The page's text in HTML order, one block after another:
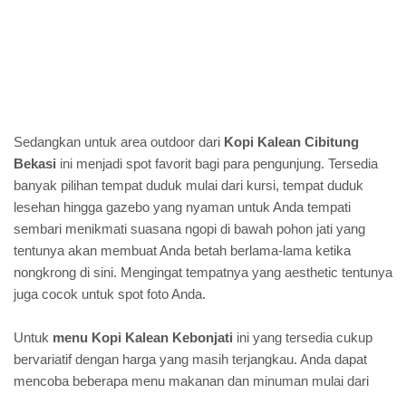
Sedangkan untuk area outdoor dari Kopi Kalean Cibitung
Bekasi ini menjadi spot favorit bagi para pengunjung. Tersedia
banyak pilihan tempat duduk mulai dari kursi, tempat duduk
lesehan hingga gazebo yang nyaman untuk Anda tempati
sembari menikmati suasana ngopi di bawah pohon jati yang
tentunya akan membuat Anda betah berlama-lama ketika
nongkrong di sini. Mengingat tempatnya yang aesthetic tentunya
juga cocok untuk spot foto Anda.
Untuk menu Kopi Kalean Kebonjati ini yang tersedia cukup
bervariatif dengan harga yang masih terjangkau. Anda dapat
mencoba beberapa menu makanan dan minuman mulai dari